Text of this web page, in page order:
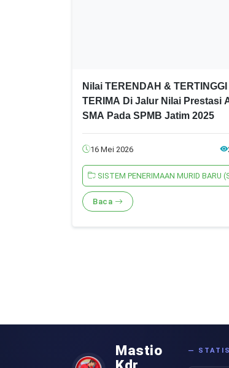
Nilai TERENDAH & TERTINGGI
TERIMA Di Jalur Nilai Prestasi
SMA Pada SPMB Jatim 2025
16 Mei 2026
SISTEM PENERIMAAN MURID BARU
Baca
Mastio
Kdr
—